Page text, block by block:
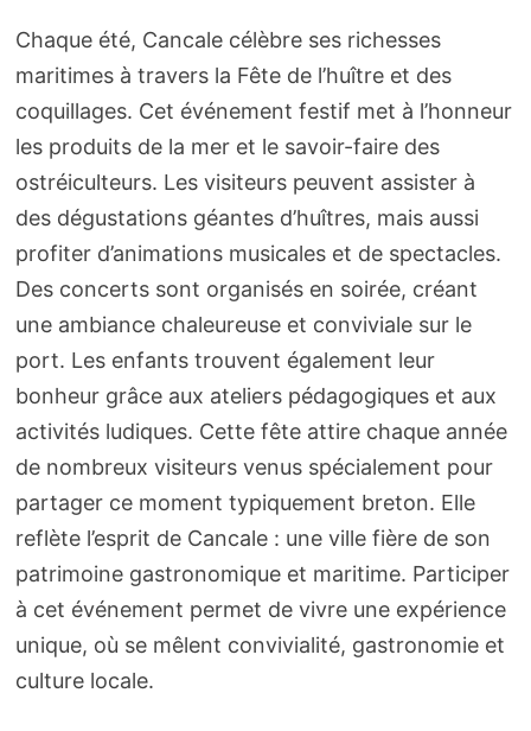
Chaque été, Cancale célèbre ses richesses
maritimes à travers la Fête de l’huître et des
coquillages. Cet événement festif met à l’honneur
les produits de la mer et le savoir-faire des
ostréiculteurs. Les visiteurs peuvent assister à
des dégustations géantes d’huîtres, mais aussi
profiter d’animations musicales et de spectacles.
Des concerts sont organisés en soirée, créant
une ambiance chaleureuse et conviviale sur le
port. Les enfants trouvent également leur
bonheur grâce aux ateliers pédagogiques et aux
activités ludiques. Cette fête attire chaque année
de nombreux visiteurs venus spécialement pour
partager ce moment typiquement breton. Elle
reflète l’esprit de Cancale : une ville fière de son
patrimoine gastronomique et maritime. Participer
à cet événement permet de vivre une expérience
unique, où se mêlent convivialité, gastronomie et
culture locale.